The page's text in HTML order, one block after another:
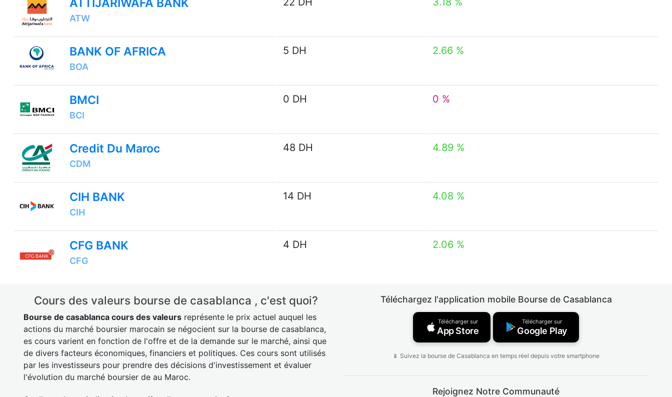
ATTIJARIWAFA BANK
ATW
BANK OF AFRICA
BOA
5 DH 2.66 %
BMCI
BCI
0 DH 0 %
Credit Du Maroc
CDM
48 DH 4.89 %
CIH BANK
CIH
14 DH 4.08 %
CFG BANK
CFG
4 DH 2.06 %
Cours des valeurs bourse de casablanca , c'est quoi?
Bourse de casablanca cours des valeurs représente le prix actuel auquel les
actions du marché boursier marocain se négocient sur la bourse de casablanca,
es cours varient en fonction de l'offre et de la demande sur le marché, ainsi que
de divers facteurs économiques, financiers et politiques. Ces cours sont utilisés
par les investisseurs pour prendre des décisions d'investissement et évaluer
l'évolution du marché boursier de au Maroc.
Téléchargez l'application mobile Bourse de Casablanca
Télécharger sur
App Store
Télécharger sur
Google Play
📱 Suivez la bourse de Casablanca en temps réel depuis votre smartphone
Rejoignez Notre Communauté